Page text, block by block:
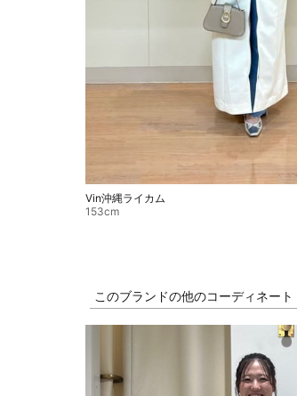
Vin沖縄ライカム
153cm
このブランドの他のコーディネート